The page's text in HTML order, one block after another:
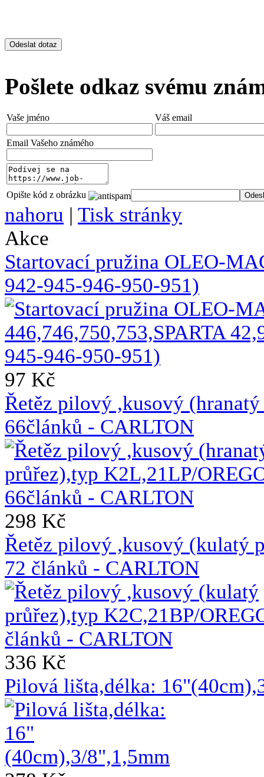
Pošlete odkaz svému
Vaše jméno Váš email
Email Vašeho známého
Opište kód z obrázku
nahoru | Tisk stránky
Akce
Startovací pružina OLEO-
942-945-946-950-951)
97 Kč
Řetěz pilový ,kusový
66článků - CARLTON
298 Kč
Řetěz pilový ,kusový (kulatý
72 článků - CARLTON
336 Kč
Pilová lišta,délka: